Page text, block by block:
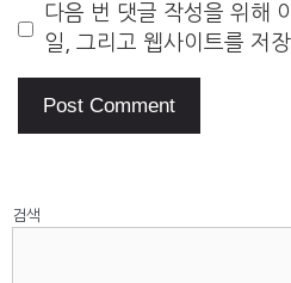
다음 번 댓글 작성을 위해
일, 그리고 웹사이트를 저
검색